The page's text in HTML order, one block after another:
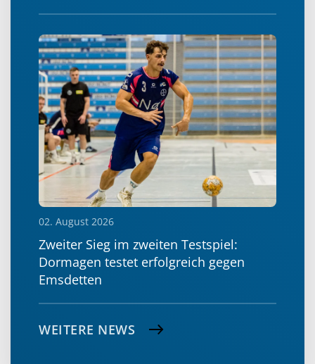
02. August 2026
Zweiter Sieg im zweiten Testspiel:
Dormagen testet erfolgreich gegen
Emsdetten
WEITERE NEWS